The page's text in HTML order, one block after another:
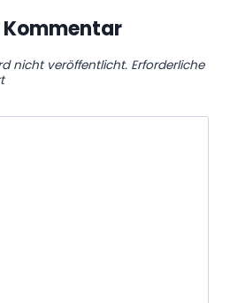
Kommentar
nicht veröffentlicht. Erforderliche